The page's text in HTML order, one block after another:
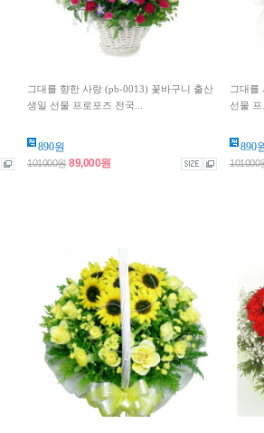
그대를 향한 사랑 (pb-0013) 꽃바구니 출산
생일 선물 프로포즈 전국...
890원
101000원89,000원
그대를
선물 프
890
101000